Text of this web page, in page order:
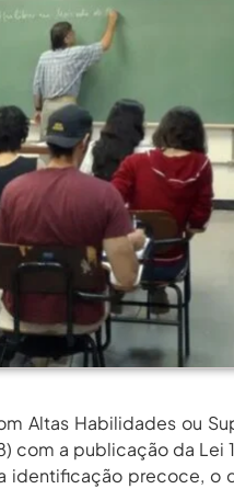
agosto 6, 2026
agosto 6, 2026
6, 2026
agosto 6, 2026
agosto 6, 2026
6, 2026
agosto 6, 2026
Altas Habilidades ou
com a publicação da Lei
identificação precoce, o